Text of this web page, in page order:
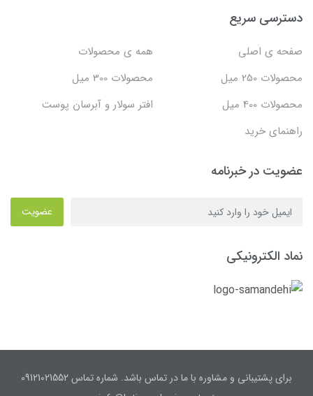
دسترسی سریع
صفحه ی اصلی
همه ی محصولات
محصولات 250 میل
محصولات 300 میل
محصولات 400 میل
افتر سولار و آبرسان پوست
راهنمای خرید
عضویت در خبرنامه
عضویت
نماد الکترونیکی
برای پشتیبانی و مشاوره با ما در تماس باشد. شماره تماس 09121021552